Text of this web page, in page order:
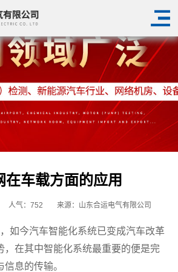
在车载方面的应用
人气： 752 来源：山东合运电气有限公司
如今汽车智能化系统已变成汽车改革
，在其中智能化系统最重要的便是完
息的传输。